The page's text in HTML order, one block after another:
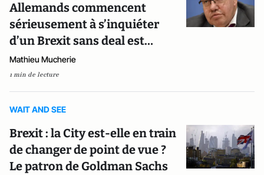
Allemands commencent
sérieusement à s’inquiéter
d’un Brexit sans deal est…
Mathieu Mucherie
1 min de lecture
WAIT AND SEE
Brexit : la City est-elle en train
de changer de point de vue ?
Le patron de Goldman Sachs